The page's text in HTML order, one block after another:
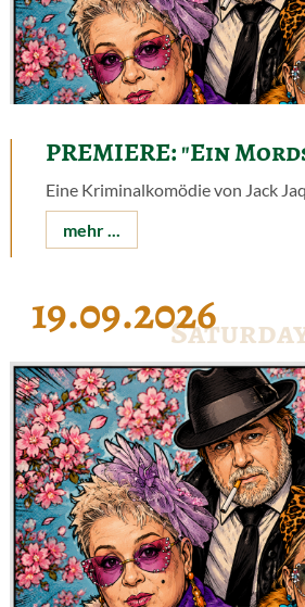
PREMIERE: "Ein
Eine Kriminalkomödie von Jack
mehr ...
19.09.2026